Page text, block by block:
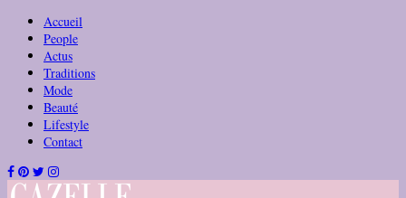
Accueil
People
Actus
Traditions
Mode
Beauté
Lifestyle
Contact